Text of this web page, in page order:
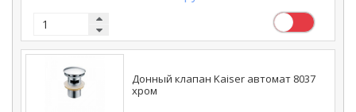
Донный клапан Kaiser автомат 8037
хром